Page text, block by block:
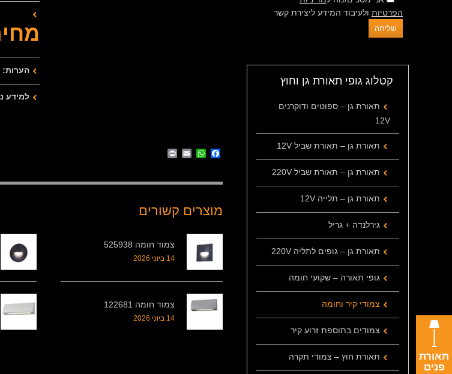
מחיר:
הערות:
למידע נוסף: 09-
Facebook
WhatsApp
Email
מוצרים קשורים
צמוד חומה 525938
14 ביוני 2026
צמוד חומה 122681
14 ביוני 2026
הפרטיות ולעיבוד המידע ליצירת קשר
קטלוג גופי תאורת גן וחוץ
תאורת גן – ספוטים ודוקרנים
12V
תאורת גן – תאורת שביל 12V
תאורת גן – תאורת שביל 220V
תאורת גן – תלייה 12V
גירלנדה + גריל
תאורת גן – גופים לתליה 220V
גופי תאורה – שקועי חומה
צמודי קיר וחומה
צמודים בתוספת זרוע קיר
תאורת חוץ – צמודי תקרה
תאורת
פנים